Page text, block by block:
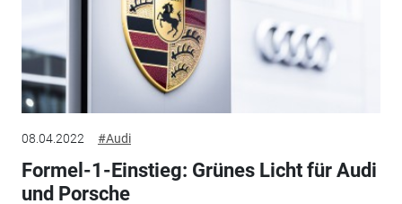
08.04.2022 #Audi
Formel-1-Einstieg: Grünes Licht für Audi
und Porsche